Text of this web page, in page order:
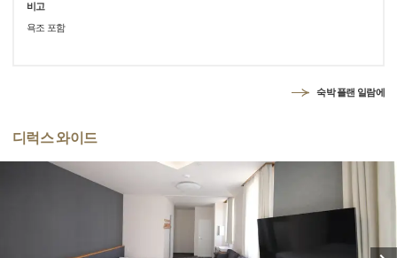
비고
욕조 포함
숙박 플랜 일람에
디럭스 와이드